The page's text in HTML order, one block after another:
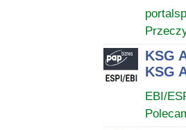
KSG
KSG
EBI/